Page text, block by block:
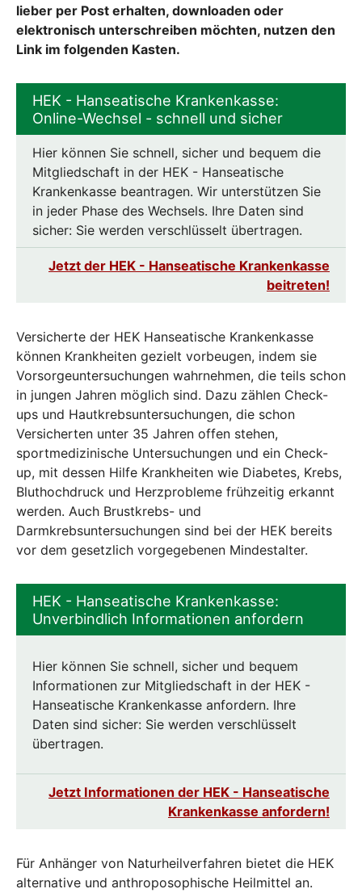
lieber per Post erhalten, downloaden oder
elektronisch unterschreiben möchten, nutzen den
Link im folgenden Kasten.
HEK - Hanseatische Krankenkasse:
Online-Wechsel - schnell und sicher
Hier können Sie schnell, sicher und bequem die
Mitgliedschaft in der HEK - Hanseatische
Krankenkasse beantragen. Wir unterstützen Sie
in jeder Phase des Wechsels. Ihre Daten sind
sicher: Sie werden verschlüsselt übertragen.
Jetzt der HEK - Hanseatische Krankenkasse
beitreten!
Versicherte der HEK Hanseatische Krankenkasse
können Krankheiten gezielt vorbeugen, indem sie
Vorsorgeuntersuchungen wahrnehmen, die teils schon
in jungen Jahren möglich sind. Dazu zählen Check-
ups und Hautkrebsuntersuchungen, die schon
Versicherten unter 35 Jahren offen stehen,
sportmedizinische Untersuchungen und ein Check-
up, mit dessen Hilfe Krankheiten wie Diabetes, Krebs,
Bluthochdruck und Herzprobleme frühzeitig erkannt
werden. Auch Brustkrebs- und
Darmkrebsuntersuchungen sind bei der HEK bereits
vor dem gesetzlich vorgegebenen Mindestalter.
HEK - Hanseatische Krankenkasse:
Unverbindlich Informationen anfordern
Hier können Sie schnell, sicher und bequem
Informationen zur Mitgliedschaft in der HEK -
Hanseatische Krankenkasse anfordern. Ihre
Daten sind sicher: Sie werden verschlüsselt
übertragen.
Jetzt Informationen der HEK - Hanseatische
Krankenkasse anfordern!
Für Anhänger von Naturheilverfahren bietet die HEK
alternative und anthroposophische Heilmittel an.